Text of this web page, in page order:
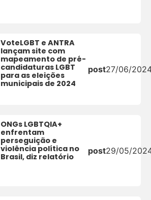
VoteLGBT e ANTRA
lançam site com
mapeamento de pré-
candidaturas LGBT
para as eleições
municipais de 2024
post27/06/
ONGs LGBTQIA+
enfrentam
perseguição e
violência política no
Brasil, diz relatório
post29/05/